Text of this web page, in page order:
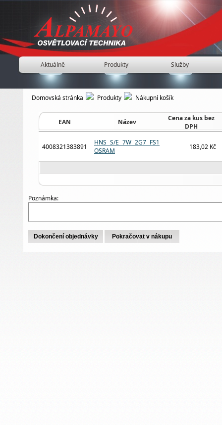
Aktuálně Produkty Služby
Domovská stránka Produkty Nákupní košík
EAN Název
Cena za kus bez
DPH
4008321383891
HNS S/E 7W 2G7 FS1
OSRAM
183,02 Kč
Poznámka: